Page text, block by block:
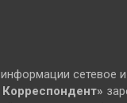
сетевое
Корреспондент»